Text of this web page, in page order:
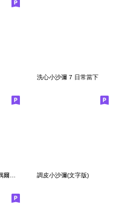
洗心小沙彌 7 日常當下
調皮小沙彌(文字版)